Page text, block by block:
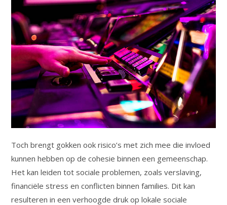
Toch brengt gokken ook risico’s met zich mee die invloed
kunnen hebben op de cohesie binnen een gemeenschap.
Het kan leiden tot sociale problemen, zoals verslaving,
financiële stress en conflicten binnen families. Dit kan
resulteren in een verhoogde druk op lokale sociale